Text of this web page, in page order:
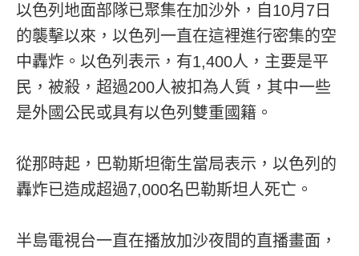
以色列地面部隊已聚集在加沙外，自10月7日
的襲擊以來，以色列一直在這裡進行密集的空
中轟炸。以色列表示，有1,400人，主要是平
民，被殺，超過200人被扣為人質，其中一些
是外國公民或具有以色列雙重國籍。
從那時起，巴勒斯坦衛生當局表示，以色列的
轟炸已造成超過7,000名巴勒斯坦人死亡。
半島電視台一直在播放加沙夜間的直播畫面，